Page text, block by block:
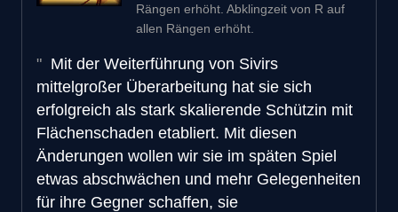
Rängen erhöht. Abklingzeit von R auf
allen Rängen erhöht.
Mit der Weiterführung von Sivirs
mittelgroßer Überarbeitung hat sie sich
erfolgreich als stark skalierende Schützin mit
Flächenschaden etabliert. Mit diesen
Änderungen wollen wir sie im späten Spiel
etwas abschwächen und mehr Gelegenheiten
für ihre Gegner schaffen, sie